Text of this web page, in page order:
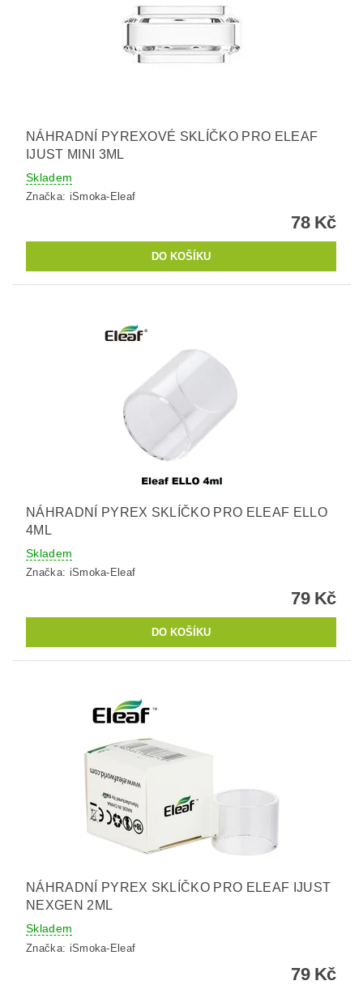
NÁHRADNÍ PYREXOVÉ SKLÍČKO PRO ELEAF
IJUST MINI 3ML
Skladem
Značka: iSmoka-Eleaf
78 Kč
NÁHRADNÍ PYREX SKLÍČKO PRO ELEAF ELLO
4ML
Skladem
Značka: iSmoka-Eleaf
79 Kč
NÁHRADNÍ PYREX SKLÍČKO PRO ELEAF IJUST
NEXGEN 2ML
Skladem
Značka: iSmoka-Eleaf
79 Kč